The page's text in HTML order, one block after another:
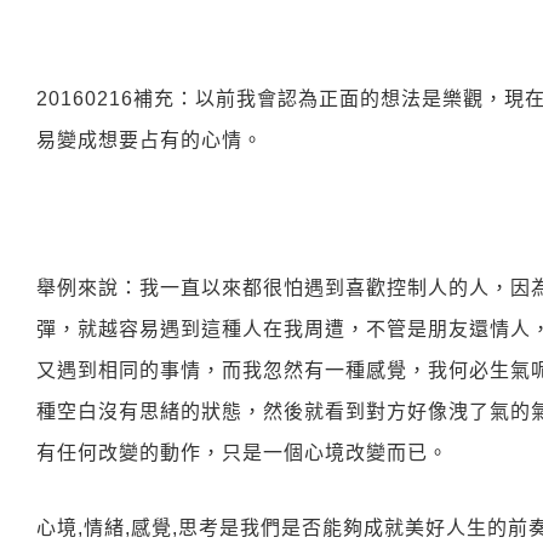
20160216補充：以前我會認為正面的想法是樂觀，現
易變成想要占有的心情。
舉例來說：我一直以來都很怕遇到喜歡控制人的人，
彈，就越容易遇到這種人在我周遭，不管是朋友還情
又遇到相同的事情，而我忽然有一種感覺，我何必生
種空白沒有思緒的狀態，然後就看到對方好像洩了氣
有任何改變的動作，只是一個心境改變而已。
心境,情緒,感覺,思考是我們是否能夠成就美好人生的